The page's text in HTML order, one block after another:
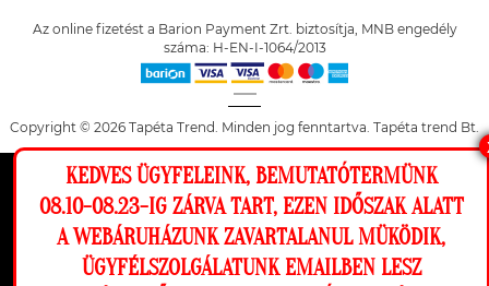
Ez a weboldal cookie-kat használ, hogy a
lehető legjobb élményt nyújtsa honlapunkon.
Beállítások
Az online fizetést a Barion Payment Zrt. biztosítja, MNB engedély
száma: H-EN-I-1064/2013
Copyright © 2026 Tapéta Trend. Minden jog fenntartva. Tapéta trend Bt.
KEDVES ÜGYFELEINK, BEMUTATÓTERMÜNK
08.10-08.23-IG ZÁRVA TART, EZEN IDŐSZAK ALATT
A WEBÁRUHÁZUNK ZAVARTALANUL MÜKÖDIK,
ÜGYFÉLSZOLGÁLATUNK EMAILBEN LESZ